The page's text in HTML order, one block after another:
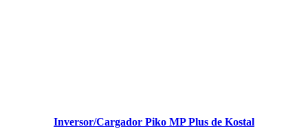
Inversor/Cargador Piko MP Plus de Kostal